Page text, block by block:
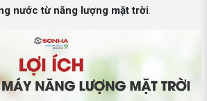
nước từ năng lượng mặt trời.